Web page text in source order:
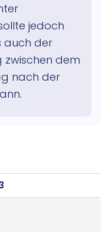
jedoch
auch der
zwischen dem
nach der